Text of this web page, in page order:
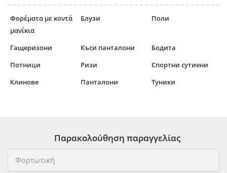
Φορέματα με κοντά
μανίκια
Блузи Поли
Гащеризони Къси панталони
Бодита
Потници
Ризи
Спортни сутиени
Клинове
Панталони Туники
Παρακολούθηση παραγγελίας